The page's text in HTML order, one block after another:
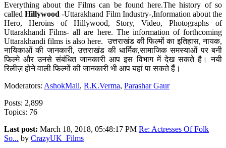
Everything about the Films can be found here.The history of so
calledHillywood-Uttarakhand Film Industry-,Information about the
Hero, Heroins of Hillywood, Story, Video, Photographs of
Uttarakhandi Films- all are here. The information of forthcoming
Uttarakhandi films is also here. उत्तराखंड की फिल्मों का इतिहास, नायक,
नायिकाओं की जानकारी, उत्तराखंड की धार्मिक,सामाजिक समस्याओं पर बनी
फिल्मे और उनसे संबंधित जानकारी आप इस विभाग में देख सकते है। नयी
रिलीज़ होने वाली फिल्मों की जानकारी भी आप यहां पा सकते हैं।
Moderators: AshokMall, R.K.Verma, Parashar Gaur
Posts: 2,899
Topics: 76
Last post: March 18, 2018, 05:48:17 PM Re: Actresses Of Folk
So... by CrazyUK_Films